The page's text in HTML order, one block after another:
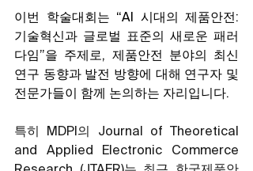
이번 학술대회는 “AI 시대의 제품안전:
기술혁신과 글로벌 표준의 새로운 패러
다임”을 주제로, 제품안전 분야의 최신
연구 동향과 발전 방향에 대해 연구자 및
전문가들이 함께 논의하는 자리입니다.
특히 MDPI의 Journal of Theoretical
and Applied Electronic Commerce